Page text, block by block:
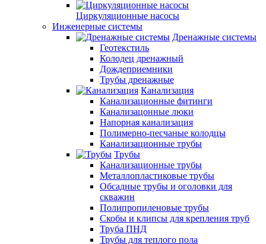
Циркуляционные насосы
Инженерные системы
Дренажные системы
Геотекстиль
Колодец дренажный
Дождеприемники
Трубы дренажные
Канализация
Канализационные фитинги
Канализацонные люки
Напорная канализация
Полимерно-песчаные колодцы
Канализационные трубы
Трубы
Канализационные трубы
Металлопластиковые трубы
Обсадные трубы и оголовки для
скважин
Полипропиленовые трубы
Скобы и клипсы для крепления труб
Труба ПНД
Трубы для теплого пола